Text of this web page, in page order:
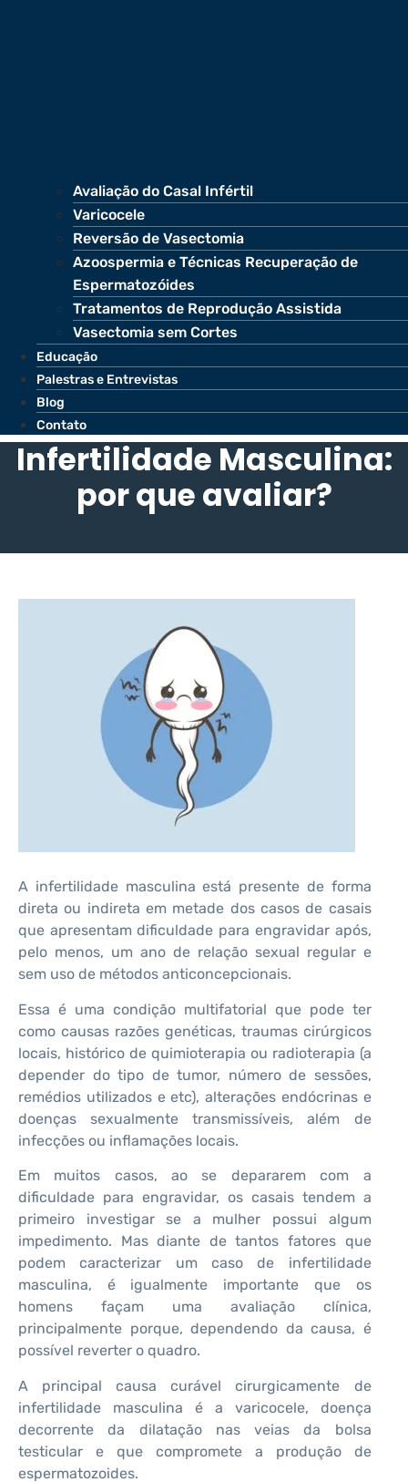
Avaliação do Casal Infértil
Varicocele
Reversão de Vasectomia
Azoospermia e Técnicas Recuperação de
Espermatozóides
Tratamentos de Reprodução Assistida
Vasectomia sem Cortes
Educação
Palestras e Entrevistas
Blog
Contato
Infertilidade Masculina:
por que avaliar?
A infertilidade masculina está presente de forma
direta ou indireta em metade dos casos de casais
que apresentam dificuldade para engravidar após,
pelo menos, um ano de relação sexual regular e
sem uso de métodos anticoncepcionais.
Essa é uma condição multifatorial que pode ter
como causas razões genéticas, traumas cirúrgicos
locais, histórico de quimioterapia ou radioterapia (a
depender do tipo de tumor, número de sessões,
remédios utilizados e etc), alterações endócrinas e
doenças sexualmente transmissíveis, além de
infecções ou inflamações locais.
Em muitos casos, ao se depararem com a
dificuldade para engravidar, os casais tendem a
primeiro investigar se a mulher possui algum
impedimento. Mas diante de tantos fatores que
podem caracterizar um caso de infertilidade
masculina, é igualmente importante que os
homens façam uma avaliação clínica,
principalmente porque, dependendo da causa, é
possível reverter o quadro.
A principal causa curável cirurgicamente de
infertilidade masculina é a varicocele, doença
decorrente da dilatação nas veias da bolsa
testicular e que compromete a produção de
espermatozoides.